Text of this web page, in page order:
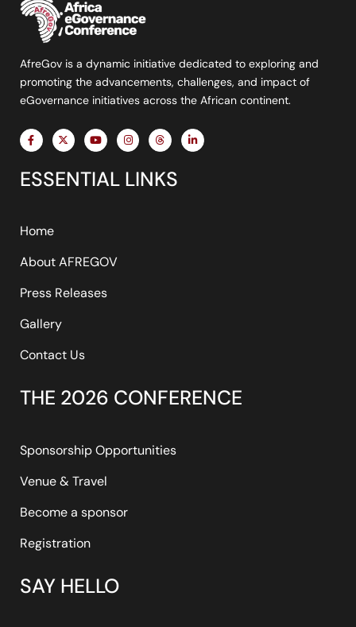
AfreGov is a dynamic initiative dedicated to exploring and
promoting the advancements, challenges, and impact of
eGovernance initiatives across the African continent.
F
a
c
b
o
f
X
-
t
i
t
Y
o
u
u
b
I
n
s
a
g
T
h
r
a
d
L
i
n
ESSENTIAL LINKS
Home
About AFREGOV
Press Releases
Gallery
Contact Us
THE 2026 CONFERENCE
Sponsorship Opportunities
Venue & Travel
Become a sponsor
Registration
SAY HELLO